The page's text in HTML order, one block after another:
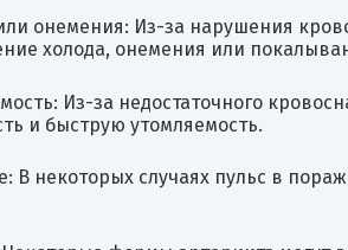
онемения: Из-за нарушения
холода, онемения или
Из-за недостаточного
и быструю утомляемость.
В некоторых случаях пульс в